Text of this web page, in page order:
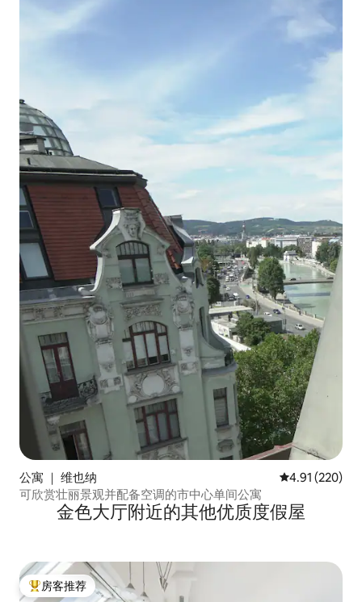
公寓 ｜ 维也纳 平均评分 4.91
4.91 (220)
可欣赏壮丽景观并配备空调的市中心单间公寓
金色大厅附近的其他优质度假屋
热门「房客推荐」
房客推荐